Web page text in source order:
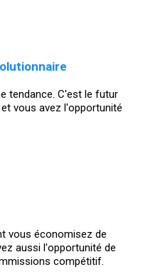
tendance. C'est le futur
vous avez l'opportunité
vous économisez de
aussi l'opportunité de
compétitif.